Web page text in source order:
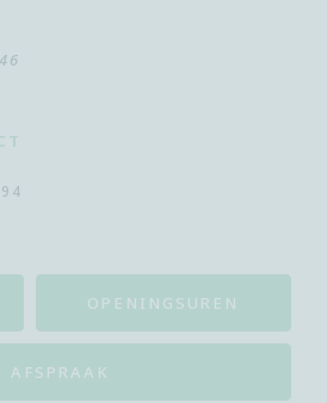
OPENINGSUREN
AFSPRAAK